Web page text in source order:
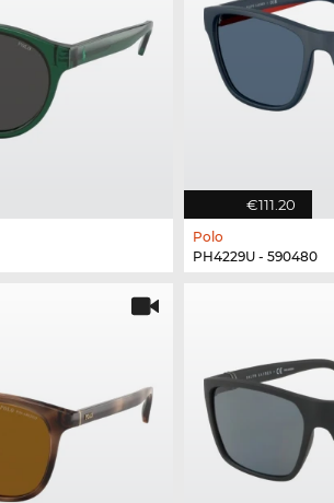
€111.20
Polo
PH4229U - 590480